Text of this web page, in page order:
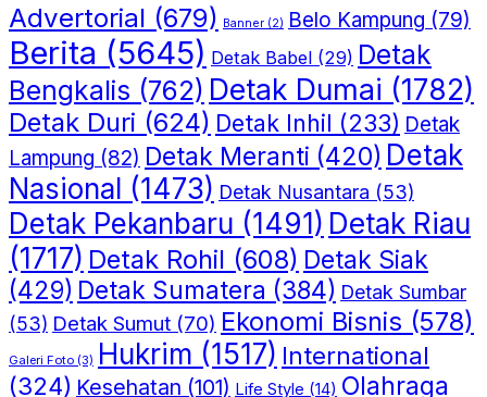
Advertorial (679) Banner (2) Belo Kampung (79)
Berita (5645) Detak Babel (29) Detak
Bengkalis (762) Detak Dumai (1782)
Detak Duri (624) Detak Inhil (233) Detak
Lampung (82) Detak Meranti (420) Detak
Nasional (1473) Detak Nusantara (53)
Detak Pekanbaru (1491) Detak Riau
(1717) Detak Rohil (608) Detak Siak
(429) Detak Sumatera (384) Detak Sumbar
(53) Detak Sumut (70) Ekonomi Bisnis (578)
Galeri Foto (3) Hukrim (1517) International
(324) Kesehatan (101) Life Style (14) Olahraga